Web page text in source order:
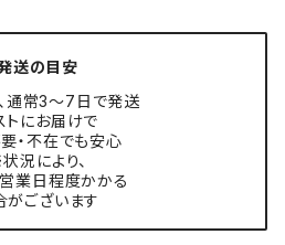
送の目安
通常3〜7日で発送
トにお届けで
・不在でも安心
況により、
業日程度かかる
がございます